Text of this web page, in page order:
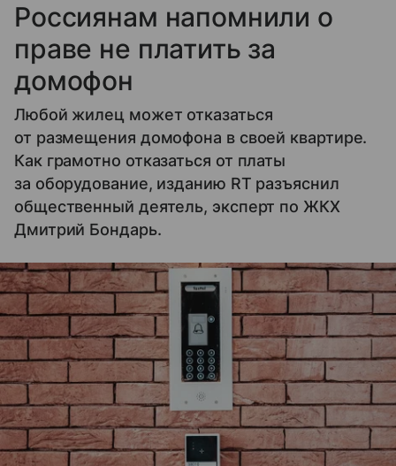
Россиянам напомнили о
праве не платить за
домофон
Любой жилец может отказаться
от размещения домофона в своей квартире.
Как грамотно отказаться от платы
за оборудование, изданию RT разъяснил
общественный деятель, эксперт по ЖКХ
Дмитрий Бондарь.